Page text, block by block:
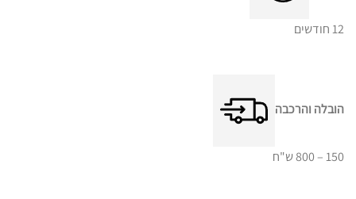
12 חודשים
הובלה והרכבה
150 – 800 ש"ח